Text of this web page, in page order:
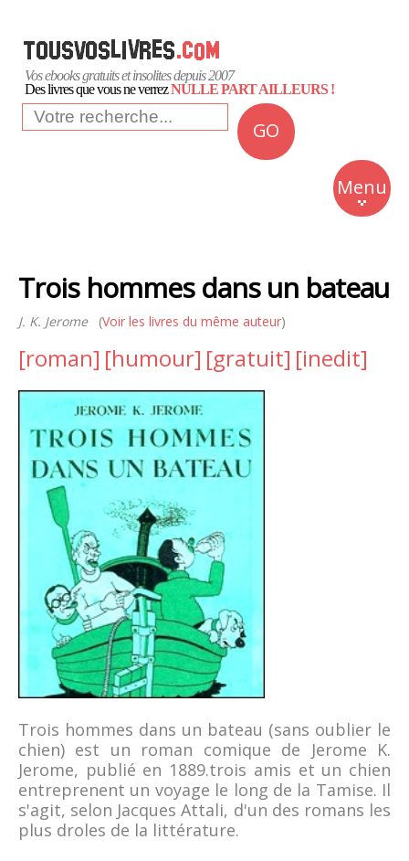
Vos ebooks gratuits et insolites depuis 2007
Des livres que vous ne verrezNULLE PART AILLEURS !
GO
Menu
Insolite
Business
Culture
Trois hommes dans un bateau
J. K. Jerome(Voir les livres du même auteur)
[roman] [humour] [gratuit] [inedit]
Trois hommes dans un bateau (sans oublier le
chien) est un roman comique de Jerome K.
Jerome, publié en 1889.trois amis et un chien
entreprenent un voyage le long de la Tamise. Il
s'agit, selon Jacques Attali, d'un des romans les
plus droles de la littérature.